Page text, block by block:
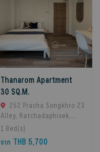
Thanarom Apartment
30 SQ.M.
252 Pracha Songkhro 23
Alley, Ratchadaphisek,
Khet Din Daeng, Bangkok
10400, Din Daeng, 10400
Bangkok, Thailand
1 Bed(s)
จาก THB 5,700